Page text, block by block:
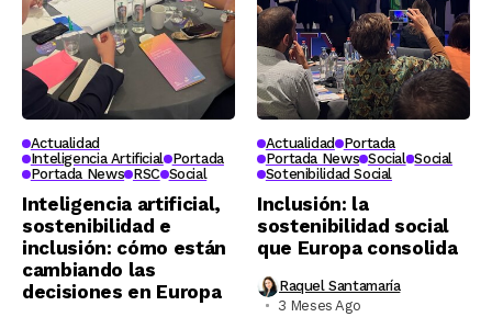
Actualidad
Inteligencia Artificial Portada
Portada News RSC Social
Inteligencia artificial,
sostenibilidad e
inclusión: cómo están
cambiando las
decisiones en Europa
Actualidad
Portada
Portada News Social Social
Sotenibilidad Social
Inclusión: la
sostenibilidad social
que Europa consolida
Raquel Santamaría
3 Meses Ago